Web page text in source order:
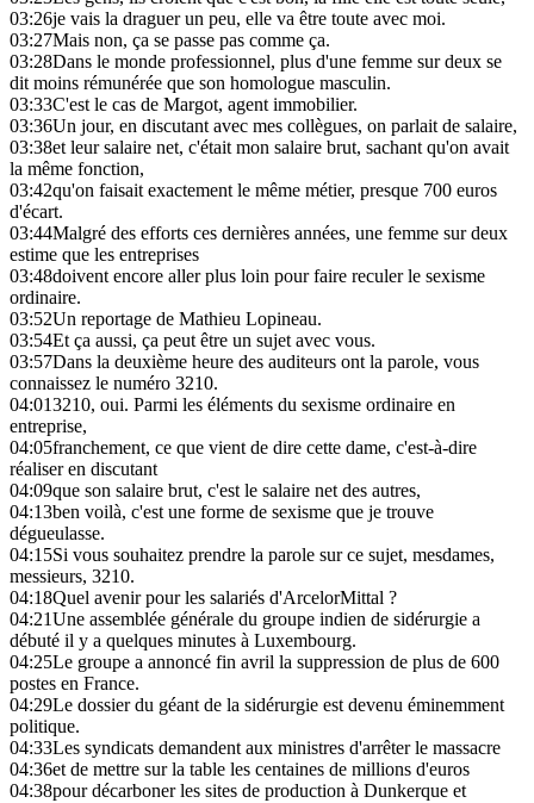
03:26je vais la draguer un peu, elle va être toute avec moi.
03:27Mais non, ça se passe pas comme ça.
03:28Dans le monde professionnel, plus d'une femme sur deux se
dit moins rémunérée que son homologue masculin.
03:33C'est le cas de Margot, agent immobilier.
03:36Un jour, en discutant avec mes collègues, on parlait de salaire,
03:38et leur salaire net, c'était mon salaire brut, sachant qu'on avait
la même fonction,
03:42qu'on faisait exactement le même métier, presque 700 euros
d'écart.
03:44Malgré des efforts ces dernières années, une femme sur deux
estime que les entreprises
03:48doivent encore aller plus loin pour faire reculer le sexisme
ordinaire.
03:52Un reportage de Mathieu Lopineau.
03:54Et ça aussi, ça peut être un sujet avec vous.
03:57Dans la deuxième heure des auditeurs ont la parole, vous
connaissez le numéro 3210.
04:013210, oui. Parmi les éléments du sexisme ordinaire en
entreprise,
04:05franchement, ce que vient de dire cette dame, c'est-à-dire
réaliser en discutant
04:09que son salaire brut, c'est le salaire net des autres,
04:13ben voilà, c'est une forme de sexisme que je trouve
dégueulasse.
04:15Si vous souhaitez prendre la parole sur ce sujet, mesdames,
messieurs, 3210.
04:18Quel avenir pour les salariés d'ArcelorMittal ?
04:21Une assemblée générale du groupe indien de sidérurgie a
débuté il y a quelques minutes à Luxembourg.
04:25Le groupe a annoncé fin avril la suppression de plus de 600
postes en France.
04:29Le dossier du géant de la sidérurgie est devenu éminemment
politique.
04:33Les syndicats demandent aux ministres d'arrêter le massacre
04:36et de mettre sur la table les centaines de millions d'euros
04:38pour décarboner les sites de production à Dunkerque et